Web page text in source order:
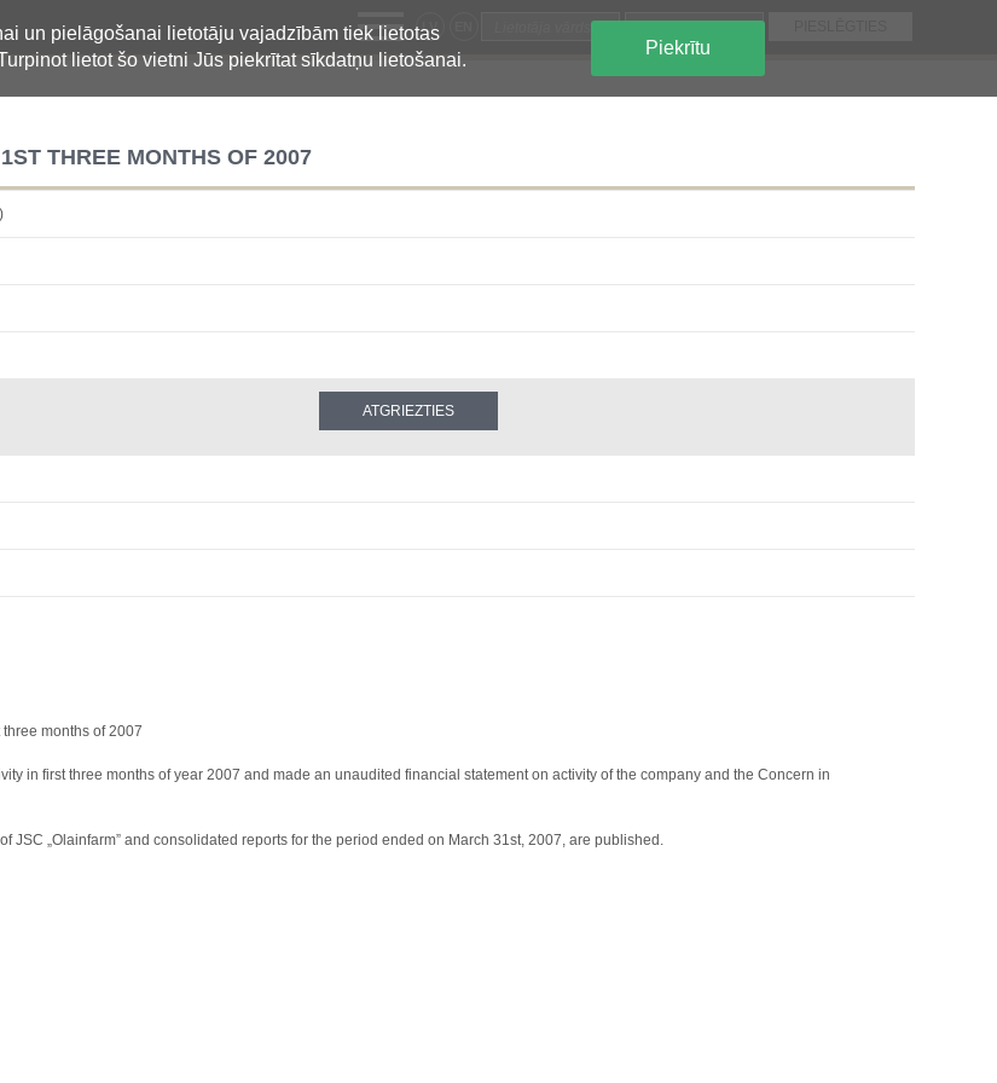
un pielāgošanai lietotāju vajadzībām tiek lietotas
lietot šo vietni Jūs piekrītat sīkdatņu lietošanai.
Piekrītu
LV
THREE MONTHS OF 2007
months of 2007
in first three months of year 2007 and made an unaudited financial statement on activity of the company and the Concern in
JSC „Olainfarm” and consolidated reports for the period ended on March 31st, 2007, are published.